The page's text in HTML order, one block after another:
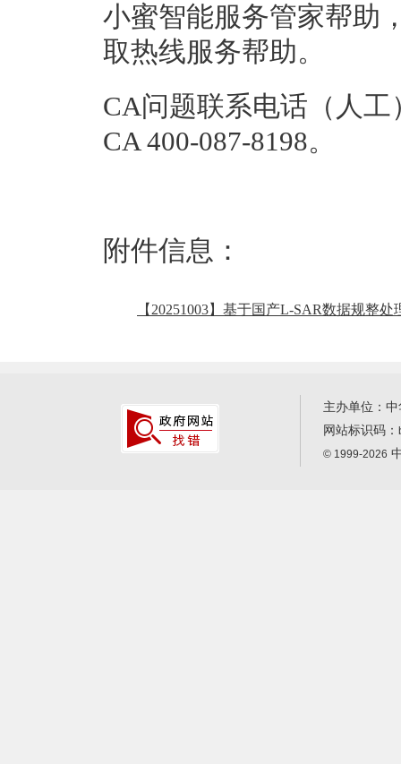
小蜜智能服务管家帮助
取热线服务帮助。
CA问题联系电话（人工
CA 400-087-8198。
附件信息：
【20251003】基于国产L-SAR数据规整
主办单位：
网站标识码：
© 1999-2026